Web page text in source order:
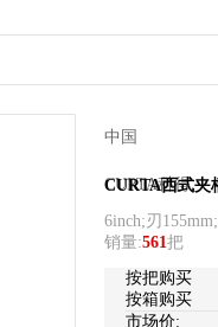
中国
CURTA科得
CURTA西式夹
6inch;刃
销量:561把
按把购买
按箱购买
市场价: